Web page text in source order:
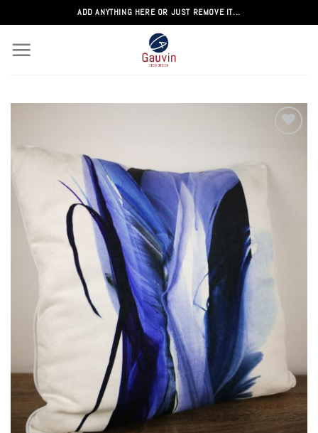
au
contenu
ADD ANYTHING HERE OR JUST REMOVE IT...